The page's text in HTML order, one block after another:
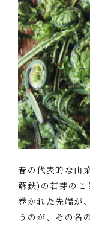
春の代表的な山
蘇鉄)の若芽のこ
巻かれた先端が
うのが、その名